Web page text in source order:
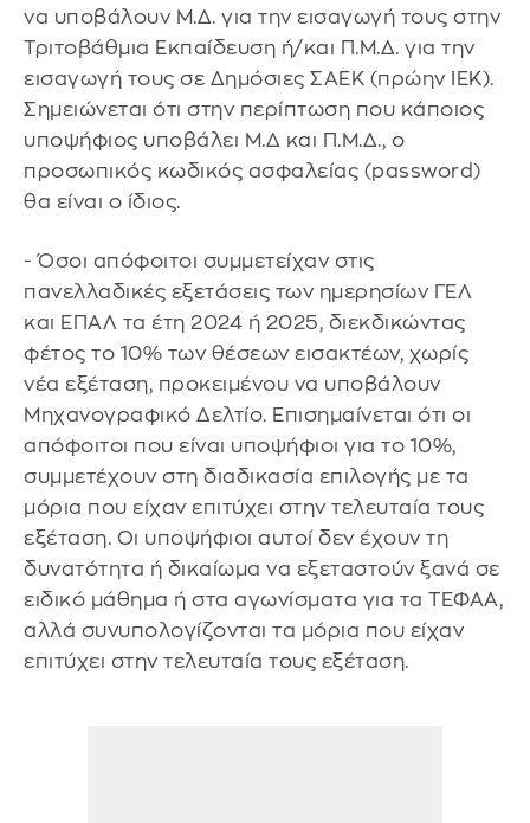
να υποβάλουν Μ.Δ. για την εισαγωγή τους στην
Τριτοβάθμια Εκπαίδευση ή/και Π.Μ.Δ. για την
εισαγωγή τους σε Δημόσιες ΣΑΕΚ (πρώην ΙΕΚ).
Σημειώνεται ότι στην περίπτωση που κάποιος
υποψήφιος υποβάλει Μ.Δ και Π.Μ.Δ., ο
προσωπικός κωδικός ασφαλείας (password)
θα είναι ο ίδιος.
- Όσοι απόφοιτοι συμμετείχαν στις
πανελλαδικές εξετάσεις των ημερησίων ΓΕΛ
και ΕΠΑΛ τα έτη 2024 ή 2025, διεκδικώντας
φέτος το 10% των θέσεων εισακτέων, χωρίς
νέα εξέταση, προκειμένου να υποβάλουν
Μηχανογραφικό Δελτίο. Επισημαίνεται ότι οι
απόφοιτοι που είναι υποψήφιοι για το 10%,
συμμετέχουν στη διαδικασία επιλογής με τα
μόρια που είχαν επιτύχει στην τελευταία τους
εξέταση. Οι υποψήφιοι αυτοί δεν έχουν τη
δυνατότητα ή δικαίωμα να εξεταστούν ξανά σε
ειδικό μάθημα ή στα αγωνίσματα για τα ΤΕΦΑΑ,
αλλά συνυπολογίζονται τα μόρια που είχαν
επιτύχει στην τελευταία τους εξέταση.